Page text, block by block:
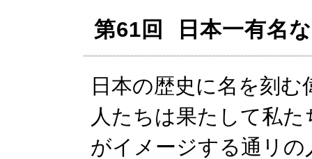
第61回 日本一有名
日本の歴史に名を刻む
人たちは果たして私た
がイメージする通リの